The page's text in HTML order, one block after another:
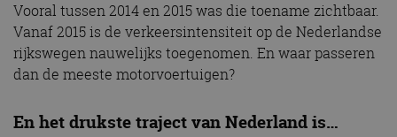
Vooral tussen 2014 en 2015 was die toename zichtbaar.
Vanaf 2015 is de verkeersintensiteit op de Nederlandse
rijkswegen nauwelijks toegenomen. En waar passeren
dan de meeste motorvoertuigen?
En het drukste traject van Nederland is…